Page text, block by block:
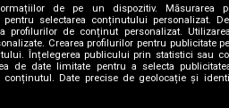
de pe un dispozitiv. Măsurarea
selectarea conținutului personalizat.
profilurilor de conținut personalizat.
Crearea profilurilor pentru publicitate
Înțelegerea publicului prin statistici sau
de date limitate pentru a selecta
Date precise de geolocație și